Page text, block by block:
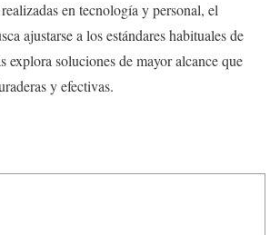
en tecnología y personal, el
ajustarse a los estándares habituales de
explora soluciones de mayor alcance que
y efectivas.